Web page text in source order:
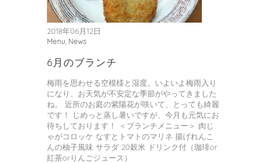
2018年06月12日
Menu News
6月のブランチ
梅雨を思わせる空模様と湿度。いよいよ梅雨入り
になり、お天気が不安定な季節がやってきました
ね。 近所のお庭の紫陽花が咲いて、とっても綺麗
です！ じめっと蒸し暑いですが、今月も元気にお
待ちしております！ ＜ブランチメニュー＞ 肉じ
ゃがコロッケ なすとトマトのマリネ 揚げれんこ
んの柚子風味 サラダ 20穀米 ドリンク付（珈琲or
紅茶orりんごジュース）